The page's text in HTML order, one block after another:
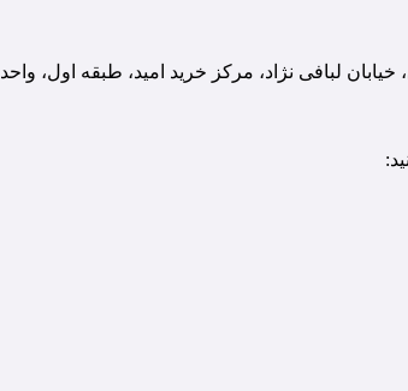
لبافی نژاد، مرکز خرید امید، طبقه اول، واحد 103